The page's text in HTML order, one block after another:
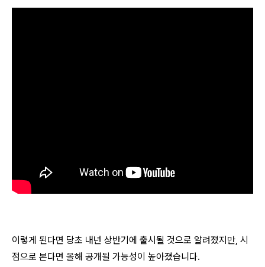
이렇게 된다면 당초 내년 상반기에 출시될 것으로 알려졌지만, 시
점으로 본다면 올해 공개될 가능성이 높아졌습니다.